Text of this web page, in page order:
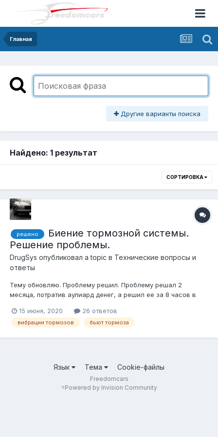
Главная
Другие варианты поиска
Найдено: 1 результат
СОРТИРОВКА
решено
Биение тормозной системы.
Решение проблемы.
DrugSys опубликовал a topic в Технические вопросы и
ответы
Тему обновляю. Проблему решил. Проблему решал 2
месяца, потратив аулиард денег, а решил ее за 8 часов в
выдал мне все, на что у меня падали подозрения. Описание
проблемы: Автомобиль на холодную отлично тормозит.
15 июня, 2020 26 ответов
вибрации тормозов бьют тормоза
Язык Тема Cookie-файлы
Freedomcars
=Powered by Invision Community